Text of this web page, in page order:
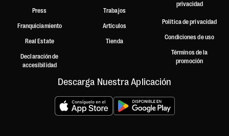
Press
Franquiciamiento
Real Estate
Declaración de
accesibilidad
Trabajos
Artículos
Tienda
privacidad
Política de privacidad
Condiciones de uso
Términos de la
promoción
Descarga Nuestra Aplicación